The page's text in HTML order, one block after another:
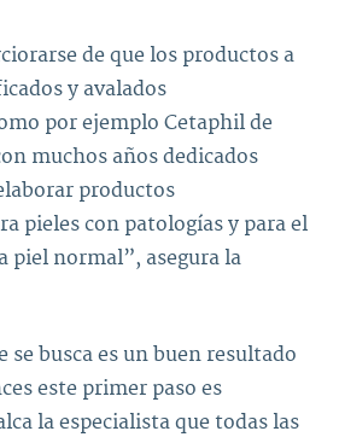
de que los productos a
y avalados
por ejemplo Cetaphil de
muchos años dedicados
productos
pieles con patologías y para el
piel normal”, asegura la
se busca es un buen resultado
este primer paso es
la especialista que todas las